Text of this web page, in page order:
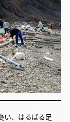
い、はるばる足